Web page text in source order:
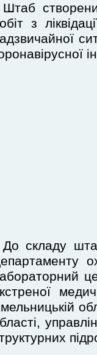
Штаб
з
До складу